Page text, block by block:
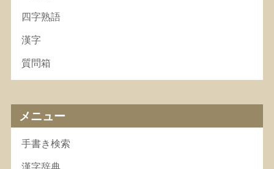
四字熟語
漢字
質問箱
メニュー
手書き検索
漢字辞典